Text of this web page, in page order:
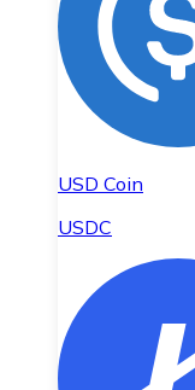
USD Coin
USDC